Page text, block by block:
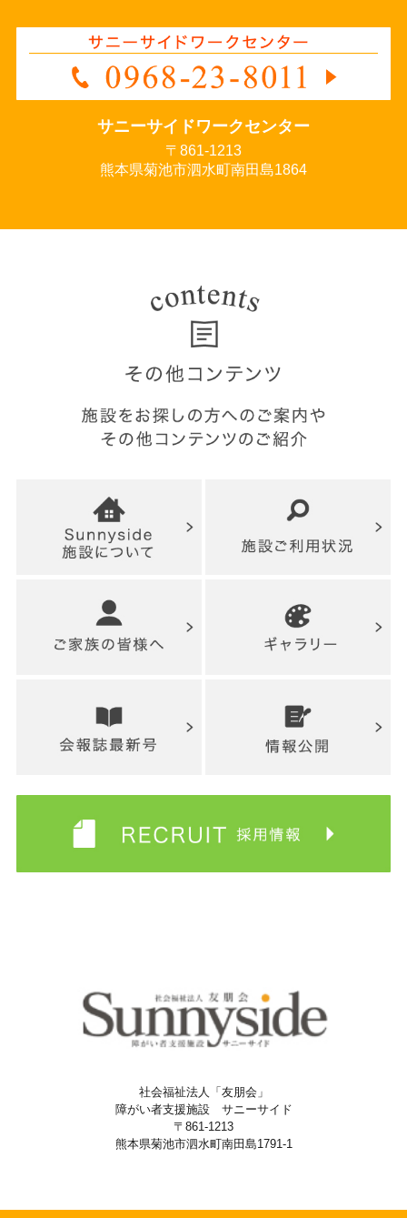
サニーサイドワークセンター
〒861-1213
熊本県菊池市泗水町南田島1864
社会福祉法人「友朋会」
障がい者支援施設 サニーサイド
〒861-1213
熊本県菊池市泗水町南田島1791-1